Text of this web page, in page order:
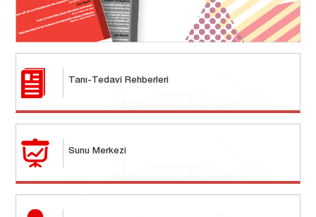
Tanı-Tedavi Rehberleri
Sunu Merkezi